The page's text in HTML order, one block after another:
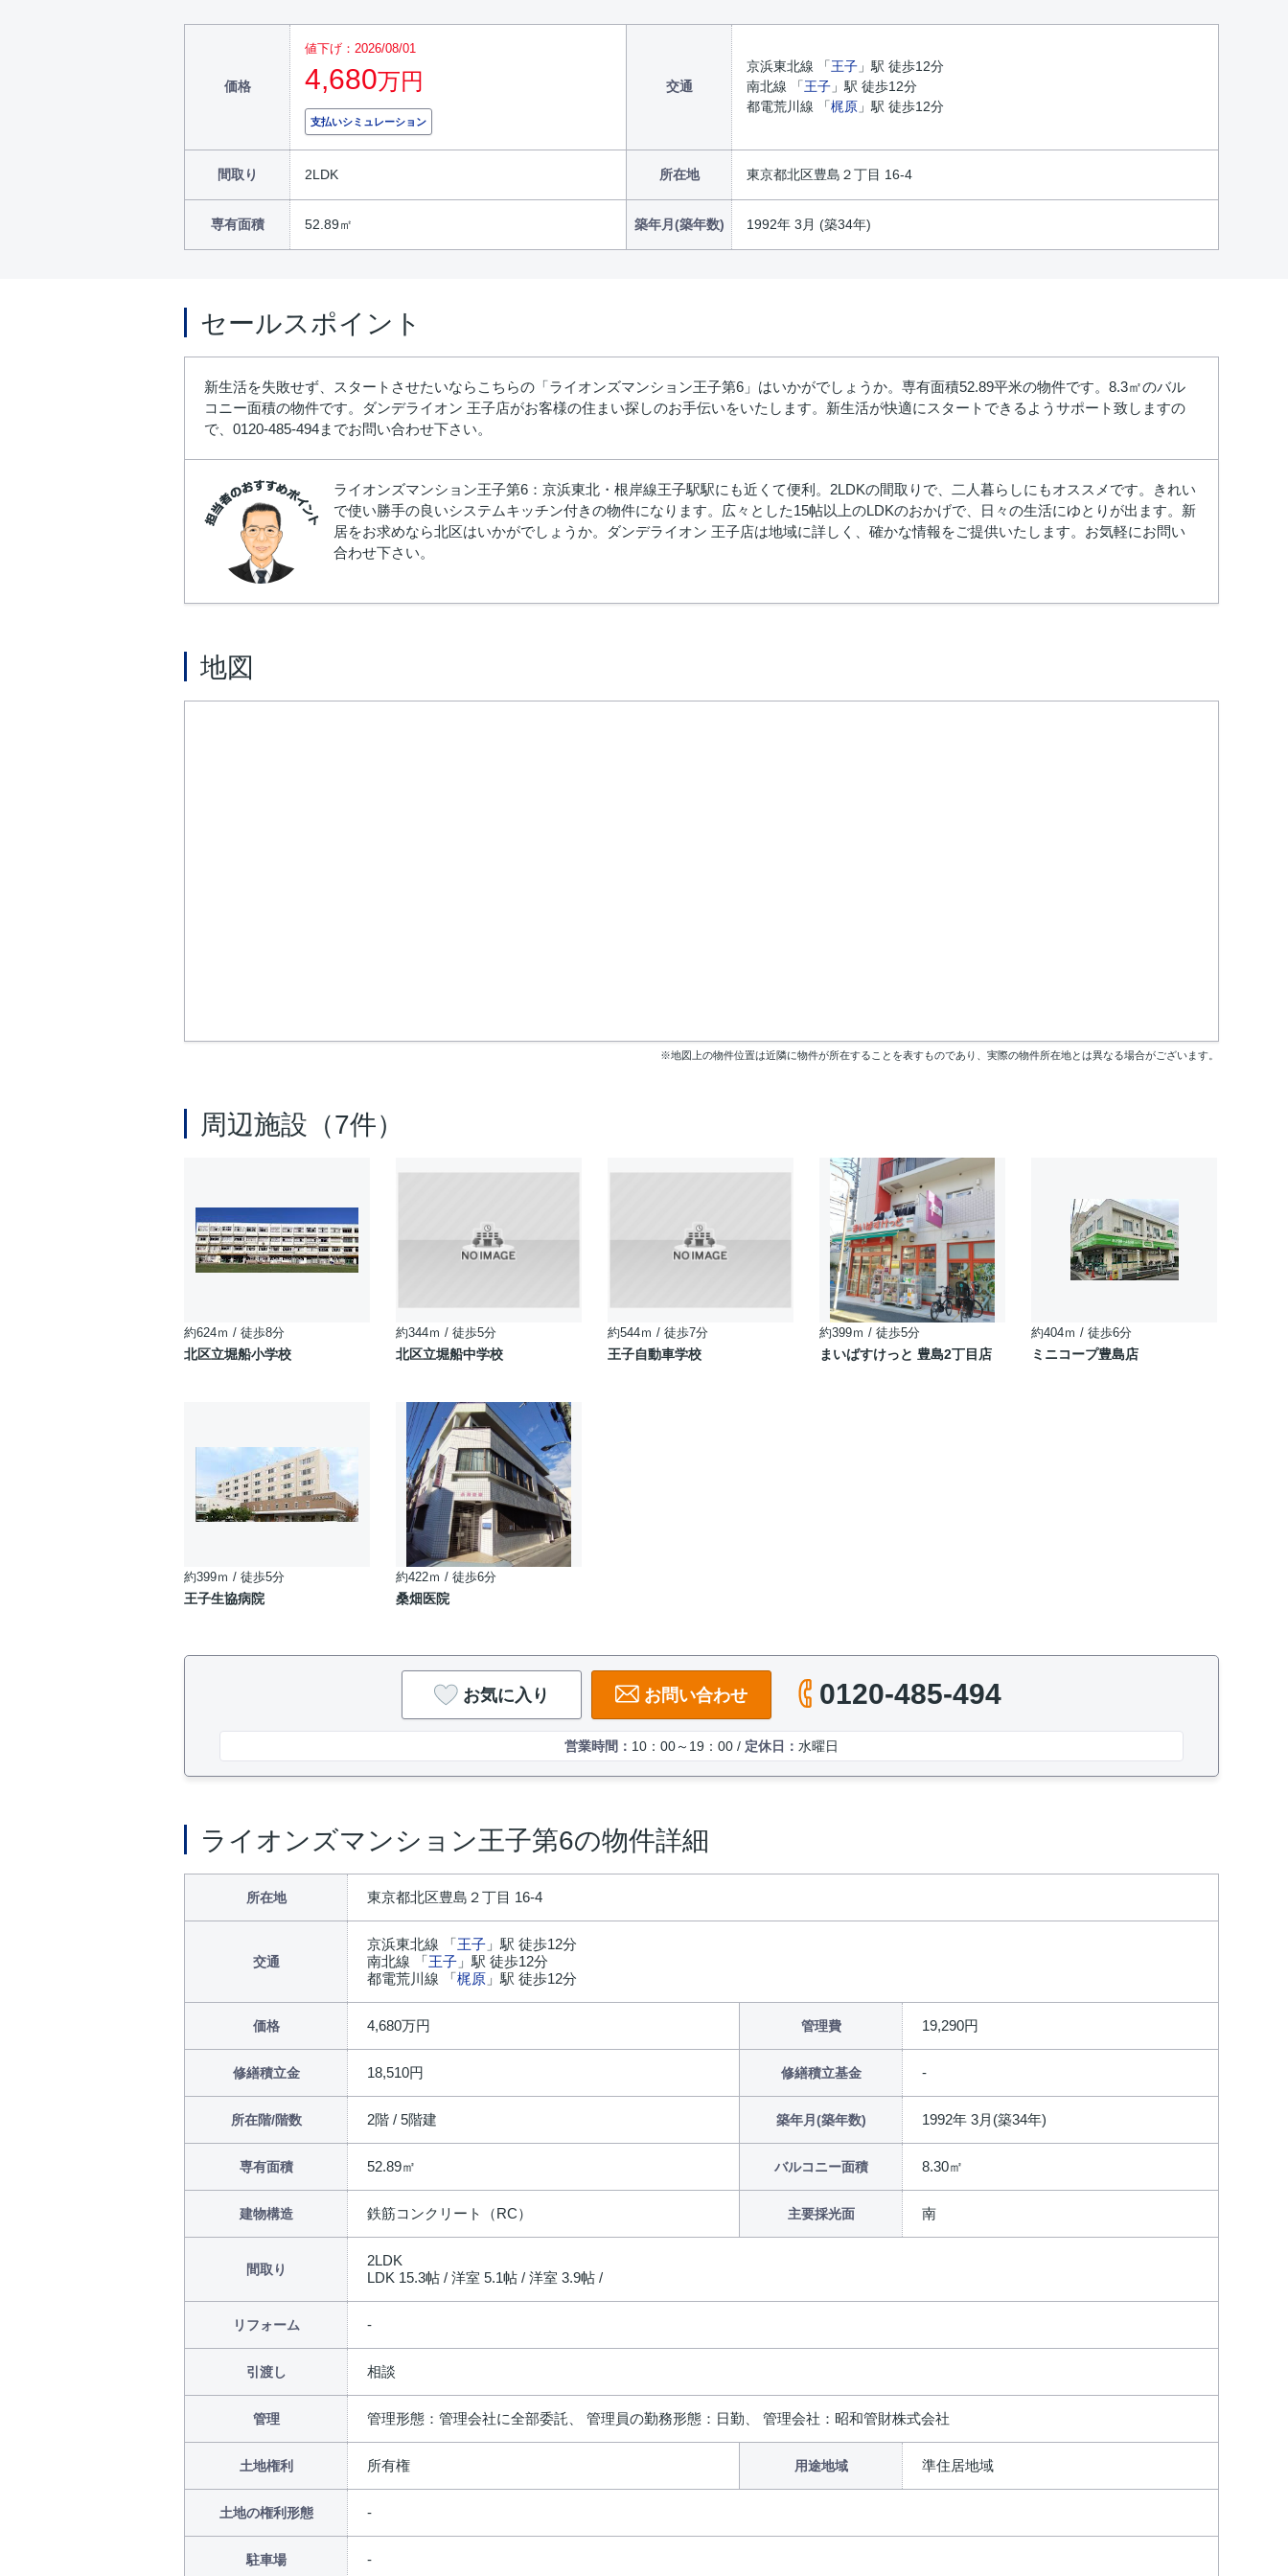
価格
値下げ：2026/08/01
4,680万円
支払いシミュレーション
交通
京浜東北線 「王子 」駅 徒歩12分
南北線 「王子 」駅 徒歩12分
都電荒川線 「梶原 」駅 徒歩12分
間取り 2LDK 所在地 東京都北区豊島２丁目 16-4
専有面積 52.89㎡ 築年月(築年数) 1992年 3月 (築34年)
セールスポイント
新生活を失敗せず、スタートさせたいならこちらの「ライオンズマンション王子第6」はいかがでしょうか。専有面積52.89平米の物件です。8.3㎡のバル
コニー面積の物件です。ダンデライオン 王子店がお客様の住まい探しのお手伝いをいたします。新生活が快適にスタートできるようサポート致しますの
で、0120-485-494までお問い合わせ下さい。
ライオンズマンション王子第6：京浜東北・根岸線王子駅駅にも近くて便利。2LDKの間取りで、二人暮らしにもオススメです。きれい
で使い勝手の良いシステムキッチン付きの物件になります。広々とした15帖以上のLDKのおかげで、日々の生活にゆとりが出ます。新
居をお求めなら北区はいかがでしょうか。ダンデライオン 王子店は地域に詳しく、確かな情報をご提供いたします。お気軽にお問い
合わせ下さい。
地図
※地図上の物件位置は近隣に物件が所在することを表すものであり、実際の物件所在地とは異なる場合がございます。
周辺施設（7件）
約624ｍ / 徒歩8分
北区立堀船小学校
約344ｍ / 徒歩5分
北区立堀船中学校
約544ｍ / 徒歩7分
王子自動車学校
約399ｍ / 徒歩5分
まいばすけっと 豊島2丁目店
約404ｍ / 徒歩6分
ミニコープ豊島店
約399ｍ / 徒歩5分
王子生協病院
約422ｍ / 徒歩6分
桑畑医院
お気に入り お問い合わせ 0120-485-494
営業時間： 10：00～19：00 / 定休日： 水曜日
ライオンズマンション王子第6の物件詳細
所在地 東京都北区豊島２丁目 16-4
交通
京浜東北線 「王子 」駅 徒歩12分
南北線 「王子 」駅 徒歩12分
都電荒川線 「梶原 」駅 徒歩12分
価格 4,680万円 管理費 19,290円
修繕積立金 18,510円 修繕積立基金
所在階/階数 2階 / 5階建 築年月(築年数) 1992年 3月(築34年)
専有面積 52.89㎡ バルコニー面積 8.30㎡
建物構造 鉄筋コンクリート（RC） 主要採光面 南
間取り
2LDK
LDK 15.3帖 / 洋室 5.1帖 / 洋室 3.9帖 /
リフォーム
引渡し 相談
管理 管理形態：管理会社に全部委託、 管理員の勤務形態：日勤、 管理会社：昭和管財株式会社
土地権利 所有権 用途地域 準住居地域
土地の権利形態
駐車場